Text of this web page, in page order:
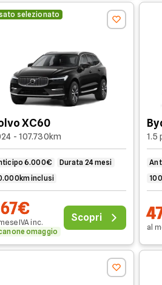
selezionato
XC60
- 107.730km
6.000€
Durata 24 mesi
inclusi
IVAinc.
omaggio
Scopri
1.5
al